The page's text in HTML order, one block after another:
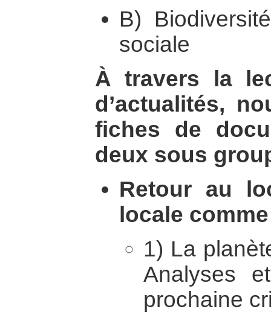
B)
sociale
À travers la
d’actualités,
fiches de
deux sous
Retour au
locale
1) La
Analyses
prochaine